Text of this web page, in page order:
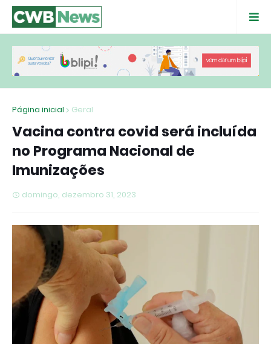
Página inicial Geral
Vacina contra covid será incluída
no Programa Nacional de
Imunizações
domingo, dezembro 31, 2023